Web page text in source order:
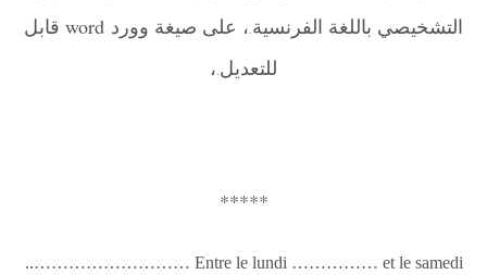
التشخيصي باللغة الفرنسية .
، على صيغة وورد word قابل
للتعديل . ،
*****
Entre le lundi …………… et le samedi ………………………..